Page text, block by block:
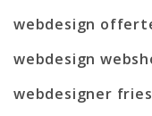
webdesign
webdesign
webdesigner